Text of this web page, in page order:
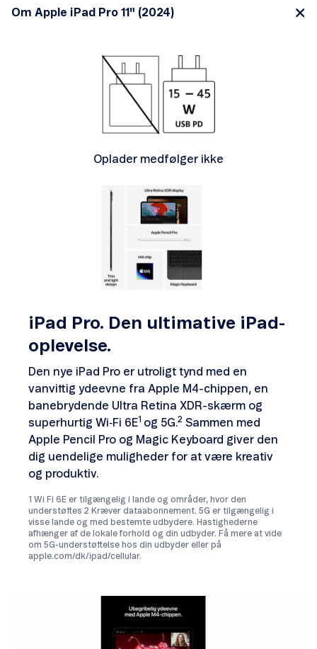
Om Apple iPad Pro 11" (2024)
Oplader medfølger ikke
iPad Pro. Den ultimative iPad-
oplevelse.
Den nye iPad Pro er utroligt tynd med en
vanvittig ydeevne fra Apple M4-chippen, en
banebrydende Ultra Retina XDR-skærm og
superhurtig Wi‑Fi 6E1 og 5G.2 Sammen med
Apple Pencil Pro og Magic Keyboard giver den
dig uendelige muligheder for at være kreativ
og produktiv.
1 Wi Fi 6E er tilgængelig i lande og områder, hvor den
understøttes 2 Kræver dataabonnement. 5G er tilgængelig i
visse lande og med bestemte udbydere. Hastighederne
afhænger af de lokale forhold og din udbyder. Få mere at vide
om 5G-understøttelse hos din udbyder eller på
apple.com/dk/ipad/cellular.